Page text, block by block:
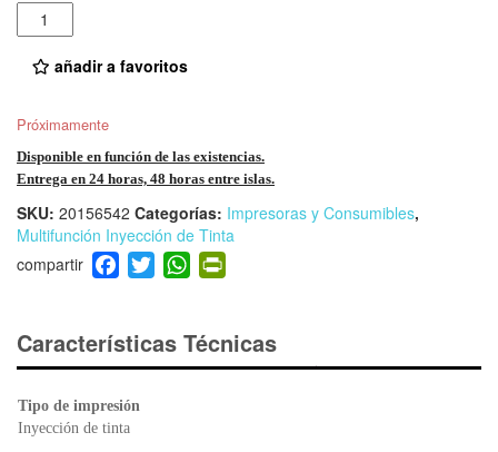
Cantidad
añadir a favoritos
Próximamente
Disponible en función de las existencias.
Entrega en 24 horas, 48 horas entre islas.
SKU: 20156542 Categorías: Impresoras y Consumibles,
Multifunción Inyección de Tinta
F
a
e
b
o
o
T
wi
er
W
h
s
A
ri
e
Características Técnicas
Tipo de impresión
Inyección de tinta